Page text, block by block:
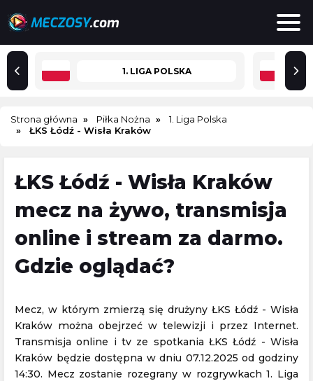
1. LIGA POLSKA
Strona główna Piłka Nożna
1. Liga Polska
ŁKS Łódź - Wisła Kraków
ŁKS Łódź - Wisła Kraków
mecz na żywo, transmisja
online i stream za darmo.
Gdzie oglądać?
Mecz, w którym zmierzą się drużyny ŁKS Łódź - Wisła
Kraków można obejrzeć w telewizji i przez Internet.
Transmisja online i tv ze spotkania ŁKS Łódź - Wisła
Kraków będzie dostępna w dniu 07.12.2025 od godziny
14:30. Mecz zostanie rozegrany w rozgrywkach 1. Liga